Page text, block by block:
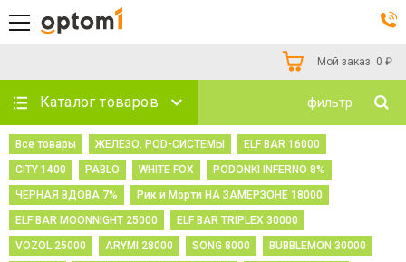
Мой заказ: 0 ₽
Каталог товаров фильтр
Все товары ЖЕЛЕЗО. POD-СИСТЕМЫ
ELF BAR 16000
CITY 1400
PABLO WHITE FOX
PODONKI INFERNO 8%
ЧЕРНАЯ ВДОВА 7%
Рик и Морти НА ЗАМЕРЗОНЕ 18000
ELF BAR MOONNIGHT 25000
ELF BAR TRIPLEX 30000
VOZOL 25000
ARYMI 28000 SONG 8000
BUBBLEMON 30000